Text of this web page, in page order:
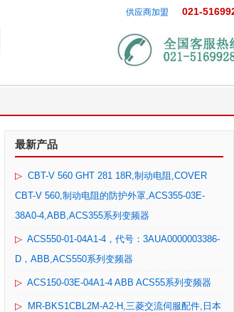
供应商加盟 021-
最新产品
▷ CBT-V 560 GHT 281 18R,制动电阻,COVER
CBT-V 560,制动电阻的防护外罩,ACS355-03E-
38A0-4,ABB,ACS355系列变频器
▷ ACS550-01-04A1-4，代号：3AUA0000003386-
D，ABB,ACS550系列变频器
▷ ACS150-03E-04A1-4 ABB ACS55系列变频器
▷
MR-BKS1CBL2M-A2-H,三菱交流伺服配件,日本